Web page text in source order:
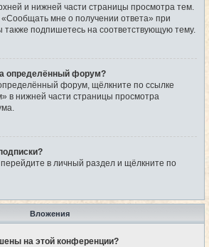
и нижней части страницы просмотра тем.
«Сообщать мне о получении ответа» при
подпишетесь на соответствующую тему.
определённый форум?
форум, щёлкните по ссылке
в нижней части страницы просмотра
перейдите в личный раздел и щёлкните по
Вложения
на этой конференции?